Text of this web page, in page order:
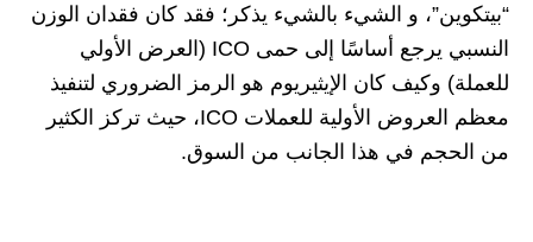
“بيتكوين”، و الشيء بالشيء يذكر؛ فقد كان فقدان الوزن
النسبي يرجع أساسًا إلى حمى ICO (العرض الأولي
للعملة) وكيف كان الإيثيريوم هو الرمز الضروري لتنفيذ
معظم العروض الأولية للعملات ICO، حيث تركز الكثير
من الحجم في هذا الجانب من السوق.